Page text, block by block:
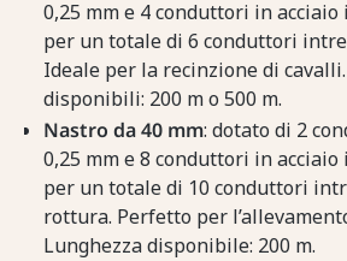
0,25 mm e 4 conduttori in acciaio
per un totale di 6 conduttori
Ideale per la recinzione di
disponibili: 200 m o 500 m.
Nastro da 40 mm: dotato di 2
0,25 mm e 8 conduttori in acciaio
per un totale di 10 conduttori
rottura. Perfetto per
Lunghezza disponibile: 200 m.